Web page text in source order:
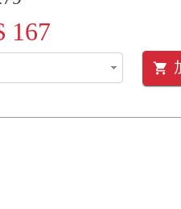
167
shopping_cart